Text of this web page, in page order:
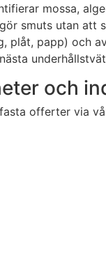
mossa,
smuts utan att
plåt, papp) och
och
offerter via